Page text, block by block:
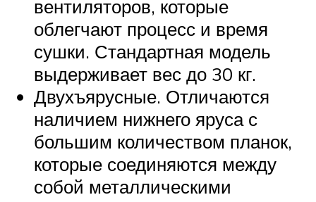
вентиляторов, которые
облегчают процесс и время
сушки. Стандартная модель
выдерживает вес до 30 кг.
Двухъярусные. Отличаются
наличием нижнего яруса с
большим количеством планок,
которые соединяются между
собой металлическими